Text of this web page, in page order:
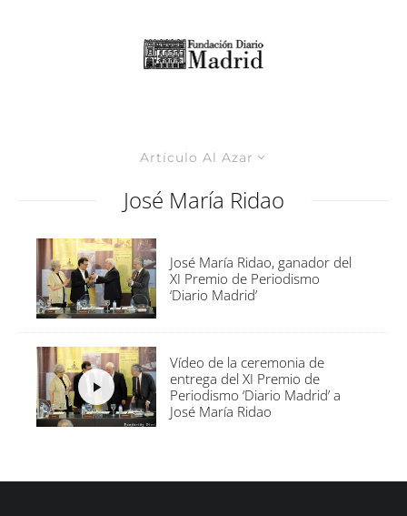
Artículo Al Azar
José María Ridao
José María Ridao, ganador del
XI Premio de Periodismo
‘Diario Madrid’
Vídeo de la ceremonia de
entrega del XI Premio de
Periodismo ‘Diario Madrid’ a
José María Ridao